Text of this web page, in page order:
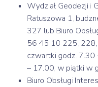
Wydział Geodezji i
Ratuszowa 1,
327 lub Biuro
56 45 10 225, 228,
czwartki godz.
– 17.00, w piątki w
Biuro Obsługi